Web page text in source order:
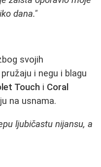
dana."
svojih
i negu i blagu
Touch i Coral
na usnama.
ljubičastu nijansu, a